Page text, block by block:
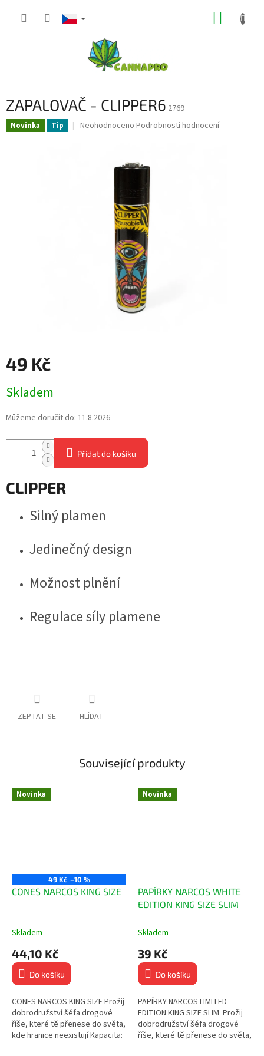
ZAPALOVAČ - CLIPPER6 2769
Novinka Tip
Průměrné
hvězdiček.
Neohodnoceno Podrobnosti hodnocení
49 Kč
cena:
Skladem
Můžeme doručit do: 11.8.2026
Přidat do košíku
CLIPPER
Silný plamen
Jedinečný design
Možnost plnění
Regulace síly plamene
ZEPTAT SE HLÍDAT
Související produkty
Novinka
49 Kč –10 %
CONES NARCOS KING SIZE
Skladem
44,10 Kč
Do košíku
CONES NARCOS KING SIZE Prožij
dobrodružství šéfa drogové
říše, které tě přenese do světa,
kde hranice neexistují Kapacita:
Novinka
PAPÍRKY NARCOS WHITE
EDITION KING SIZE SLIM
Skladem
39 Kč
Do košíku
PAPÍRKY NARCOS LIMITED
EDITION KING SIZE SLIM Prožij
dobrodružství šéfa drogové
říše, které tě přenese do světa,